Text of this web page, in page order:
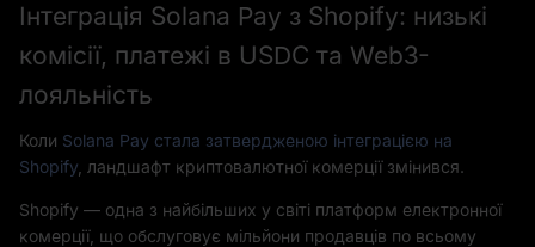
Інтеграція Solana Pay з Shopify: низькі
комісії, платежі в USDC та Web3-
лояльність
Коли Solana Pay стала затвердженою інтеграцією на
Shopify , ландшафт криптовалютної комерції змінився.
Shopify — одна з найбільших у світі платформ електронної
комерції, що обслуговує мільйони продавців по всьому